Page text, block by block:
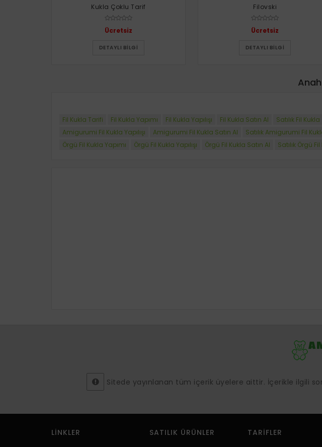
Kukla Çoklu Tarif
Ücretsiz
DETAYLI BILGI
Filovski
Ücretsiz
DETAYLI BILGI
Fil Kukla Tarifi Fil Kukla Yapımı Fil Kukla Yapılışı Fil Kukla Satın Al Satılık Fil Kukla
Amigurumi Fil Kukla Yapılışı
Amigurumi Fil Kukla Satın Al Satılık Amigurumi Fil
Örgü Fil Kukla Yapımı
Örgü Fil Kukla Yapılışı Örgü Fil Kukla Satın Al Satılık Örgü
Sitede yayınlanan tüm içerik üyelere aittir. İçerikle ilgili
LINKLER SATILIK ÜRÜNLER TARIFLER